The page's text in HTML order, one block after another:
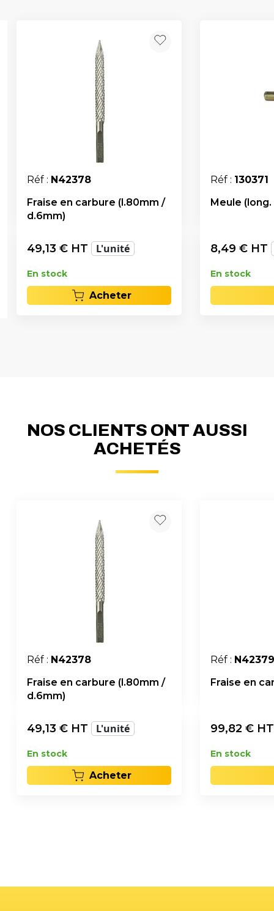
Réf : N42378
Fraise en carbure (l.80mm /
d.6mm)
49,13 € HT L'unité
En stock
Acheter
Réf : 130371
Meule
8,49 € HT
En stock
NOS CLIENTS ONT AUSSI
ACHETÉS
Réf : N42378
Fraise en carbure (l.80mm /
d.6mm)
49,13 € HT L'unité
En stock
Acheter
Réf : N42379
Fraise en
99,82 €
En stock